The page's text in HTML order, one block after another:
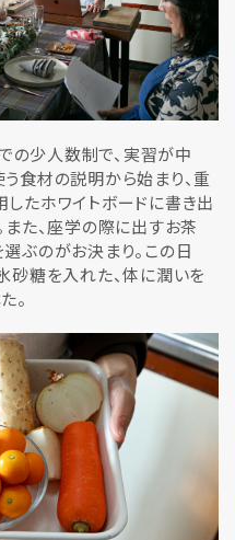
の少人数制で、実習が中
食材の説明から始まり、重
たホワイトボードに書き出
また、座学の際に出すお茶
ぶのがお決まり。この日
砂糖を入れた、体に潤いを
。